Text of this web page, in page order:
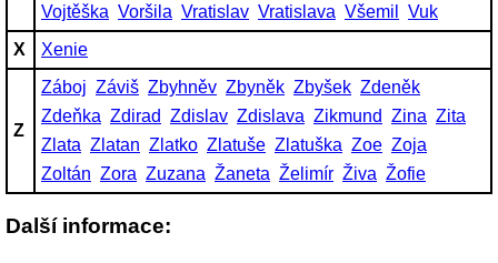
Vojtěška Voršila Vratislav Vratislava Všemil
Vuk
X
Xenie
Z
Záboj Záviš Zbyhněv Zbyněk Zbyšek Zdeněk
Zdeňka Zdirad Zdislav Zdislava Zikmund Zina Zita
Zlata Zlatan Zlatko Zlatuše Zlatuška Zoe Zoja
Zoltán Zora Zuzana Žaneta Želimír Živa Žofie
Další informace: